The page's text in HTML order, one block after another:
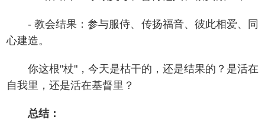
- 教会结果：参与服侍、传扬福音、彼此相爱、同
心建造。
你这根"杖"，今天是枯干的，还是结果的？是活在
自我里，还是活在基督里？
总结：